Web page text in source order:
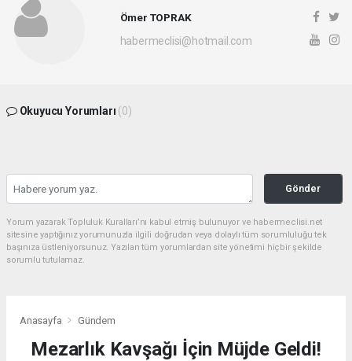
Ömer TOPRAK
habermeclisi@hotmail.com
Okuyucu Yorumları (0)
Gönder
Yorum yazarak Topluluk Kuralları’nı kabul etmiş bulunuyor ve habermeclisi.net
sitesine yaptığınız yorumunuzla ilgili doğrudan veya dolaylı tüm sorumluluğu tek
başınıza üstleniyorsunuz. Yazılan tüm yorumlardan site yönetimi hiçbir şekilde
sorumlu tutulamaz.
Anasayfa Gündem
Mezarlık Kavşağı İçin Müjde Geldi!